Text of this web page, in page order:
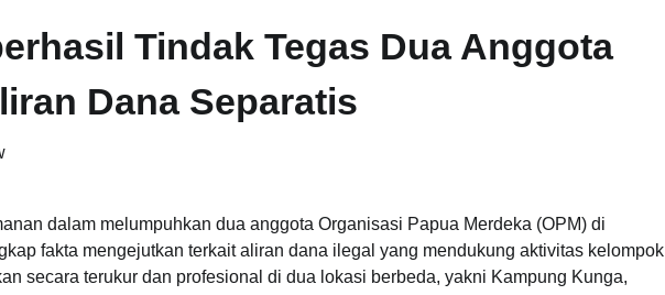
Tindak Tegas Dua Anggota
Dana Separatis
dalam melumpuhkan dua anggota Organisasi Papua Merdeka (OPM) di
fakta mengejutkan terkait aliran dana ilegal yang mendukung aktivitas kelompok
secara terukur dan profesional di dua lokasi berbeda, yakni Kampung Kunga,